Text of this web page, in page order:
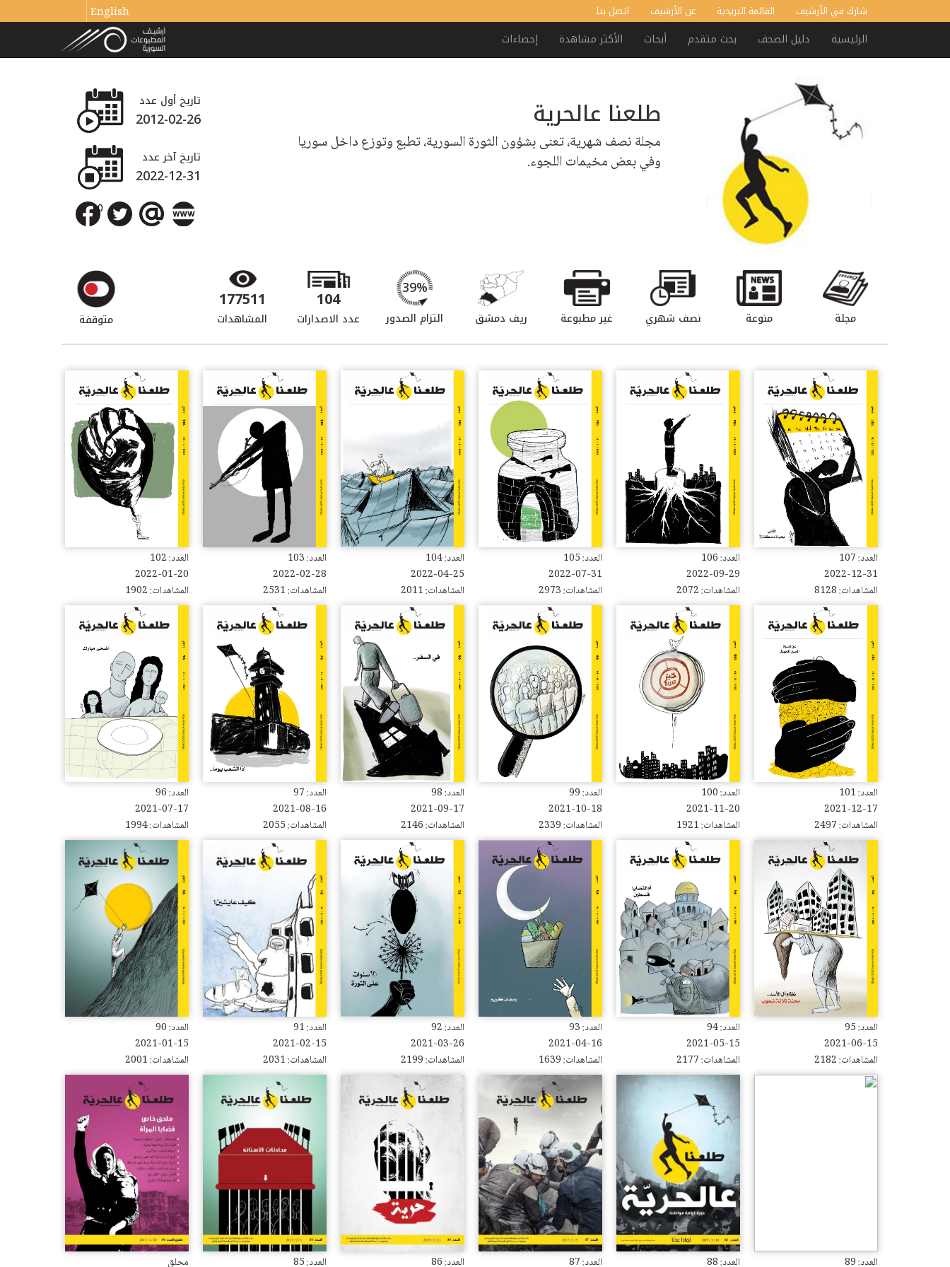
شارك في الأرشيف القائمة البريدية عن الأرشيف اتصل بنا English
الرئيسية دليل الصحف بحث متقدم أبحاث الأكثر مشاهدة إحصاءات
طلعنا عالحرية
مجلة نصف شهرية، تعنى بشؤون الثورة السورية، تطبع وتوزع داخل سوريا
وفي بعض مخيمات اللجوء.
تاريخ أول عدد
2012-02-26
تاريخ آخر عدد
2022-12-31
0
مجلة منوعة نصف شهري غير مطبوعة ريف دمشق
39%
التزام الصدور
104
عدد الاصدارات
177511
المشاهدات متوقفة
العدد: 107
2022-12-31
المشاهدات: 8128
العدد: 106
2022-09-29
المشاهدات: 2072
العدد: 105
2022-07-31
المشاهدات: 2973
العدد: 104
2022-04-25
المشاهدات: 2011
العدد: 103
2022-02-28
المشاهدات: 2531
العدد: 102
2022-01-20
المشاهدات: 1902
العدد: 101
2021-12-17
المشاهدات: 2497
العدد: 100
2021-11-20
المشاهدات: 1921
العدد: 99
2021-10-18
المشاهدات: 2339
العدد: 98
2021-09-17
المشاهدات: 2146
العدد: 97
2021-08-16
المشاهدات: 2055
العدد: 96
2021-07-17
المشاهدات: 1994
العدد: 95
2021-06-15
المشاهدات: 2182
العدد: 94
2021-05-15
المشاهدات: 2177
العدد: 93
2021-04-16
المشاهدات: 1639
العدد: 92
2021-03-26
المشاهدات: 2199
العدد: 91
2021-02-15
المشاهدات: 2031
العدد: 90
2021-01-15
المشاهدات: 2001
العدد: 89 العدد: 88 العدد: 87 العدد: 86 العدد: 85 محلق